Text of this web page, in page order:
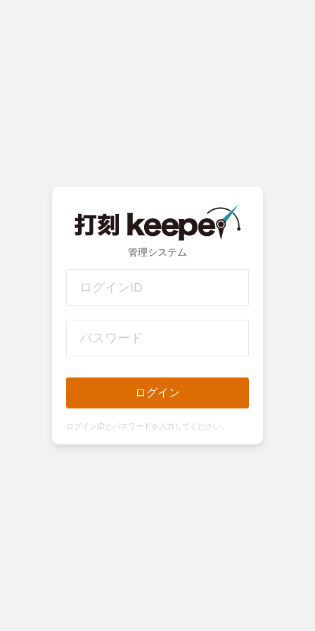
管理システム
ログイン
ログインIDとパスワードを入力してください。